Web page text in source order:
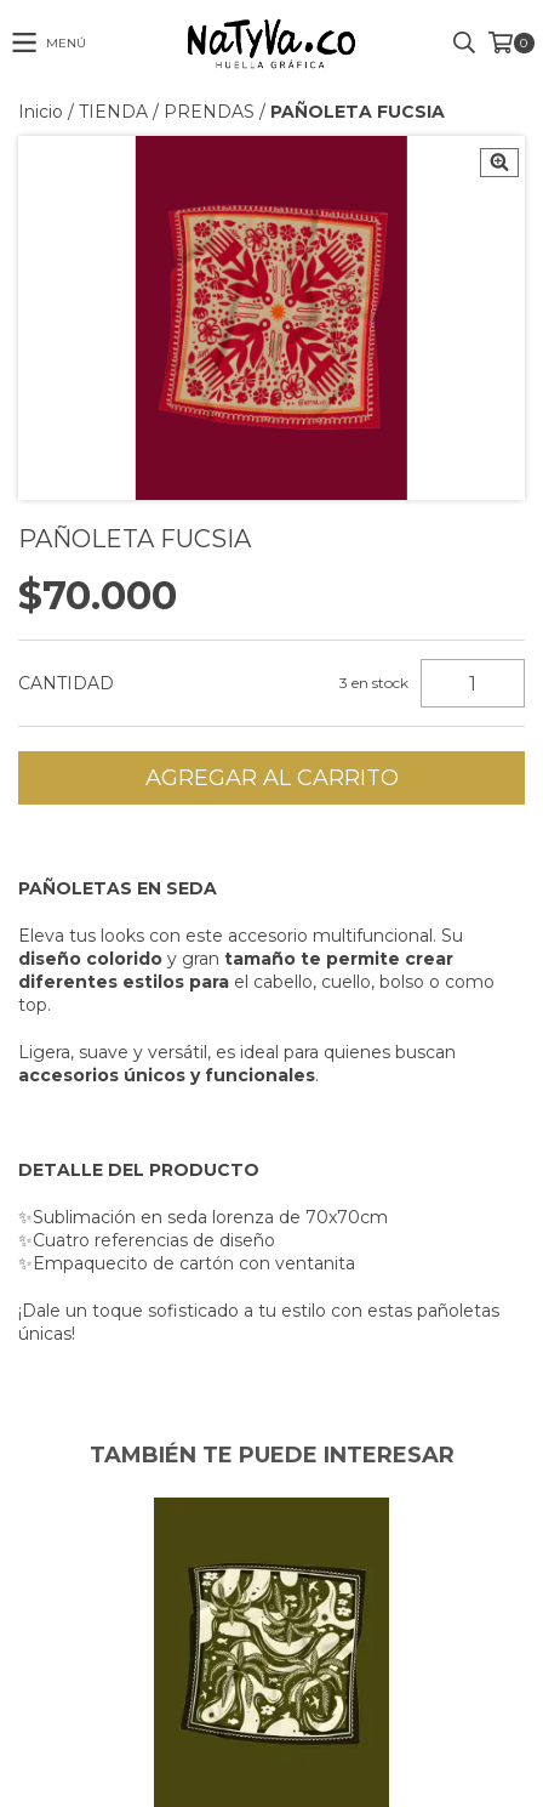
MENÚ 0
Inicio / TIENDA / PRENDAS / PAÑOLETA FUCSIA
PAÑOLETA FUCSIA
$70.000
CANTIDAD 3 en stock
PAÑOLETAS EN SEDA
Eleva tus looks con este accesorio multifuncional. Su
diseño colorido y gran tamaño te permite crear
diferentes estilos para el cabello, cuello, bolso o como
top.
Ligera, suave y versátil, es ideal para quienes buscan
accesorios únicos y funcionales.
DETALLE DEL PRODUCTO
✨Sublimación en seda lorenza de 70x70cm
✨Cuatro referencias de diseño
✨Empaquecito de cartón con ventanita
¡Dale un toque sofisticado a tu estilo con estas pañoletas
únicas!
TAMBIÉN TE PUEDE INTERESAR